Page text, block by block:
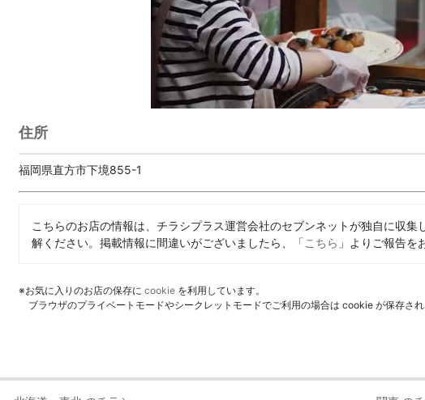
住所
福岡県直方市下境855-1
こちらのお店の情報は、チラシプラス運営会社のセブンネットが独自に収
解ください。掲載情報に間違いがございましたら、「こちら 」よりご報告を
※お気に入りのお店の保存に cookie を利用しています。
ブラウザのプライベートモードやシークレットモードでご利用の場合は cookie が保存さ